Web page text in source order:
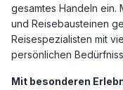
gesamtes Handeln ein.
und Reisebausteinen
Reisespezialisten mit
persönlichen
Mit besonderen